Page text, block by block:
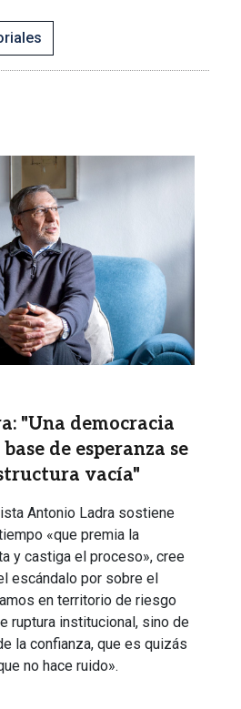
"Una democracia
de esperanza se
vacía"
Antonio Ladra sostiene
«que premia la
y castiga el proceso», cree
escándalo por sobre el
en territorio de riesgo
ruptura institucional, sino de
la confianza, que es quizás
no hace ruido».